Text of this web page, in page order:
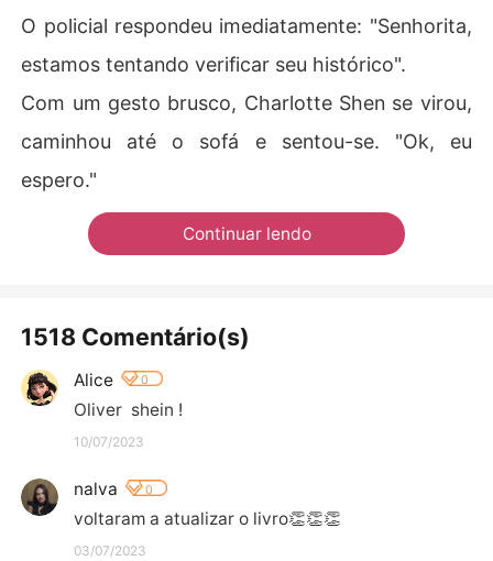
O policial respondeu imediatamente: "Senhorita,
estamos tentando verificar seu histórico".
Com um gesto brusco, Charlotte Shen se virou,
caminhou até o sofá e sentou-se. "Ok, eu
espero."
Continuar lendo
1518 Comentário(s)
Alice 0
Oliver  shein !
10/07/2023
nalva 0
voltaram a atualizar o livro👏👏👏
03/07/2023